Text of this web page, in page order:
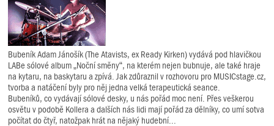
Bubeník Adam Jánošík (The Atavists, ex Ready Kirken) vydává pod hlavičkou
LABe sólové album „Noční směny“, na kterém nejen bubnuje, ale také hraje
na kytaru, na baskytaru a zpívá. Jak zdůraznil v rozhovoru pro MUSICstage.cz,
tvorba a natáčení byly pro něj jedna velká terapeutická seance.
Bubeníků, co vydávají sólové desky, u nás pořád moc není. Přes veškerou
osvětu v podobě Kollera a dalších nás lidi mají pořád za dělníky, co umí sotva
počítat do čtyř, natožpak hrát na nějaký hudební...